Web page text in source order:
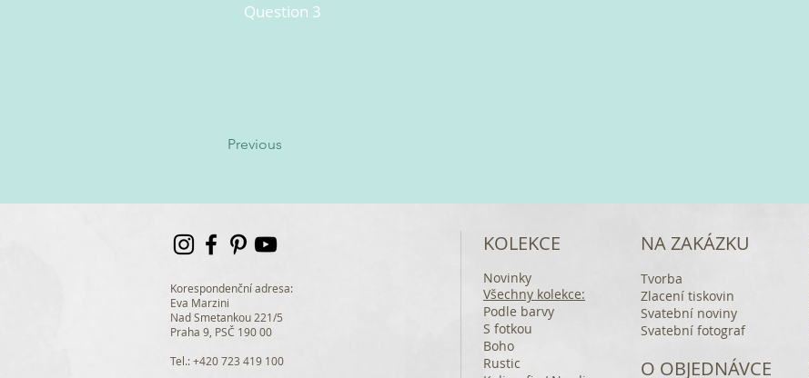
Question 3
Previous
Korespondenční adresa:
Eva Marzini
Nad Smetankou 221/5
Praha 9, PSČ 190 00
Tel.: +420 723 419 100
KOLEKCE
Novinky
Všechny kolekce:
Podle barvy
S fotkou
Boho
Rustic
NA ZAKÁZKU
Tvorba
Zlacení tiskovin
Svatební noviny
Svatební fotograf
O OBJEDNÁVCE